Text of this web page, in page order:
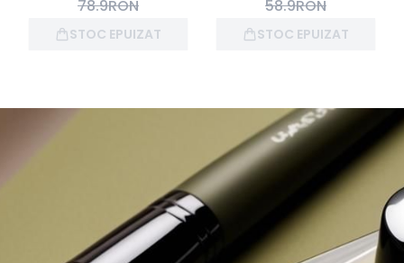
78.9RON
STOC EPUIZAT
58.9RON
STOC EPUIZAT